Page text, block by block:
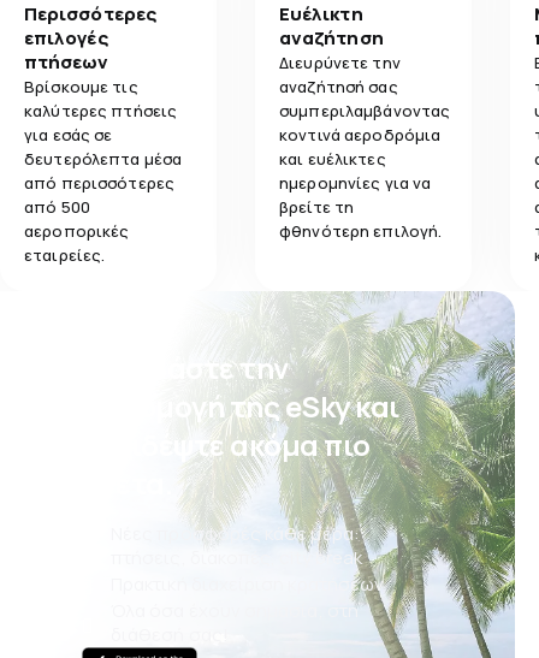
Περισσότερες
επιλογές
πτήσεων
Βρίσκουμε τις
καλύτερες πτήσεις
για εσάς σε
δευτερόλεπτα μέσα
από περισσότερες
από 500
αεροπορικές
εταιρείες.
Ευέλικτη
αναζήτηση
Διευρύνετε την
αναζήτησή σας
συμπεριλαμβάνοντας
κοντινά αεροδρόμια
και ευέλικτες
ημερομηνίες για να
βρείτε τη
φθηνότερη επιλογή.
Κατεβάστε την
εφαρμογή της eSky και
ταξιδέψτε ακόμα πιο
Νέες προσφορές κάθε μέρα:
πτήσεις, διακοπές, city break
Πρακτική διαχείριση κρατήσεων
Όλα όσα έχουν σημασία, στη